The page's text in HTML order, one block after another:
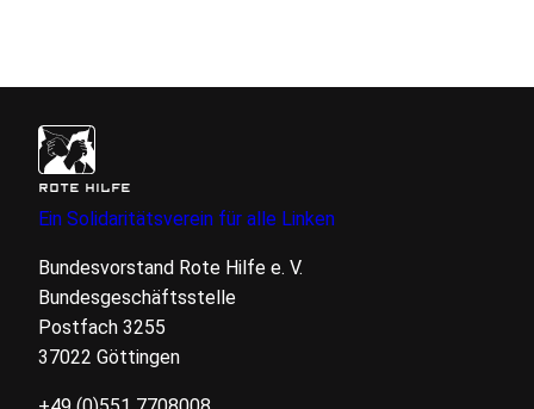
ROTE HILFE
Ein Solidaritätsverein für alle Linken
Bundesvorstand Rote Hilfe e. V.
Bundesgeschäftsstelle
Postfach 3255
37022 Göttingen